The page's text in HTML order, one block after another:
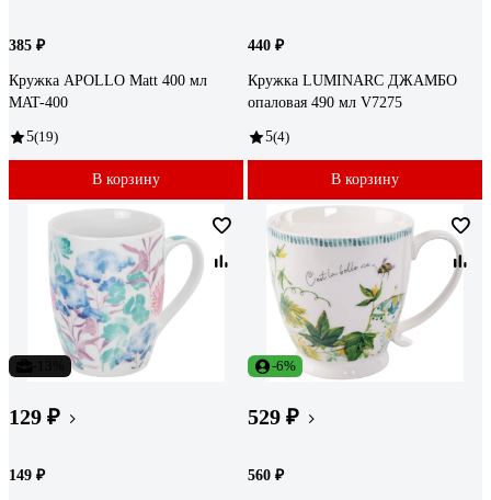
385 ₽
Кружка APOLLO Matt 400 мл
MAT-400
5(19)
В корзину
440 ₽
Кружка LUMINARC ДЖАМБО
опаловая 490 мл V7275
5(4)
В корзину
129 ₽
149 ₽
-6%
529 ₽
560 ₽